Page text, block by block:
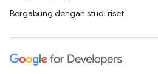
Bergabung dengan studi riset